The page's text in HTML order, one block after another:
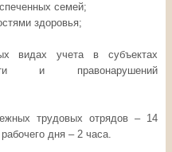
семей;
здоровья;
видах учета в субъектах
и правонарушений
трудовых отрядов – 14
дня – 2 часа.